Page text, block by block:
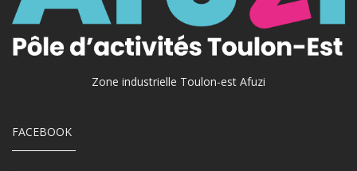
Zone industrielle Toulon-est Afuzi
FACEBOOK